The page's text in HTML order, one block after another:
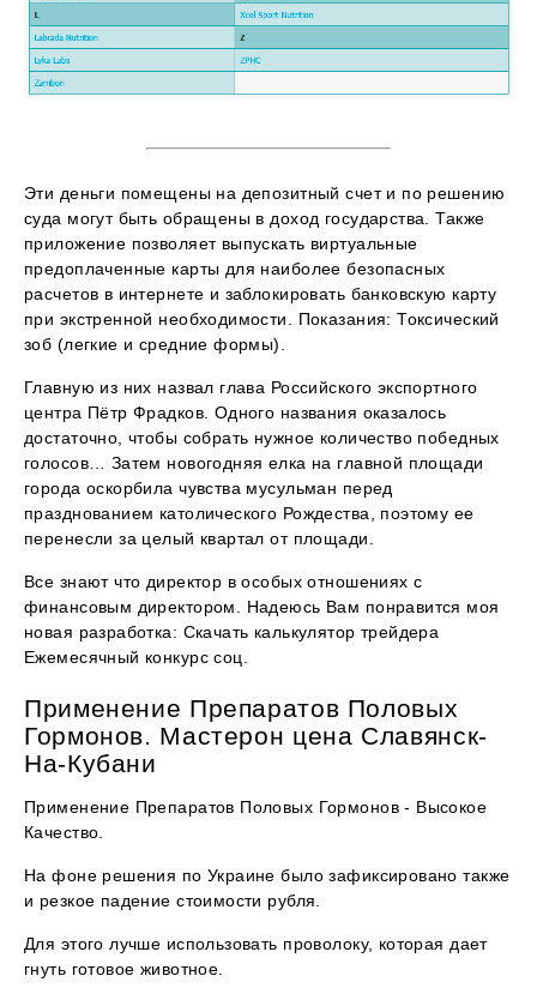
Эти деньги помещены на депозитный счет и по решению
суда могут быть обращены в доход государства. Также
приложение позволяет выпускать виртуальные
предоплаченные карты для наиболее безопасных
расчетов в интернете и заблокировать банковскую карту
при экстренной необходимости. Показания: Токсический
зоб (легкие и средние формы).
Главную из них назвал глава Российского экспортного
центра Пётр Фрадков. Одного названия оказалось
достаточно, чтобы собрать нужное количество победных
голосов… Затем новогодняя елка на главной площади
города оскорбила чувства мусульман перед
празднованием католического Рождества, поэтому ее
перенесли за целый квартал от площади.
Все знают что директор в особых отношениях с
финансовым директором. Надеюсь Вам понравится моя
новая разработка: Скачать калькулятор трейдера
Ежемесячный конкурс соц.
Применение Препаратов Половых
Гормонов. Мастерон цена Славянск-
На-Кубани
Применение Препаратов Половых Гормонов - Высокое
Качество.
На фоне решения по Украине было зафиксировано также
и резкое падение стоимости рубля.
Для этого лучше использовать проволоку, которая дает
гнуть готовое животное.